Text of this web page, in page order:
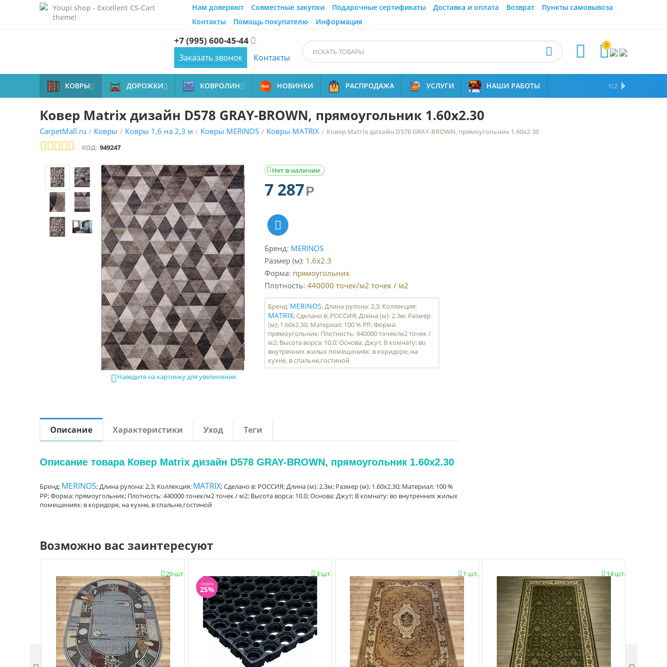
Youpi shop - Excellent CS-Cart
theme!
Нам доверяют Совместные закупки Подарочные сертификаты Доставка и оплата Возврат
Пункты самовывоза
Контакты
Помощь покупателю Информация
+7 (995) 600-45-44 
Заказать звонок Контакты
0



КОВРЫ ДОРОЖКИ КОВРОЛИН НОВИНКИ РАСПРОДАЖА УСЛУГИ НАШИ РАБОТЫ НАМ ДОВЕРЯЮТ
1/2
Ковер Matrix дизайн D578 GRAY-BROWN, прямоугольник 1.60x2.30
CarpetMall.ru / Ковры / Ковры 1,6 на 2,3 м / Ковры MERINOS / Ковры MATRIX / Ковер Matrix дизайн D578 GRAY-BROWN, прямоугольник 1.60x2.30
КОД: 949247
Наведите на картинку для увеличения
Нет в наличии

7 287Р
Бренд MERINOS
Размер (м) 1.6x2.3
Форма прямоугольник
Плотность 440000 точек/м2 точек / м2
Бренд: MERINOS; Длина рулона: 2,3; Коллекция:
MATRIX; Сделано в: РОССИЯ; Длина (м): 2.3м; Размер
(м): 1.60x2.30; Материал: 100 % PP; Форма:
прямоугольник; Плотность: 440000 точек/м2 точек /
м2; Высота ворса: 10.0; Основа: Джут; В комнату: во
внутренних жилых помещениях: в коридоре, на
кухне, в спальне,гостиной
Описание Характеристики Уход Теги
Описание товара Ковер Matrix дизайн D578 GRAY-BROWN, прямоугольник 1.60x2.30
Бренд: MERINOS; Длина рулона: 2,3; Коллекция: MATRIX; Сделано в: РОССИЯ; Длина (м): 2.3м; Размер (м): 1.60x2.30; Материал: 100 %
PP; Форма: прямоугольник; Плотность: 440000 точек/м2 точек / м2; Высота ворса: 10.0; Основа: Джут; В комнату: во внутренних жилых
помещениях: в коридоре, на кухне, в спальне,гостиной
Возможно вас заинтересуют
20 шт.
 3 шт.

СКИДКА
25%
1 шт.
 14 шт.
